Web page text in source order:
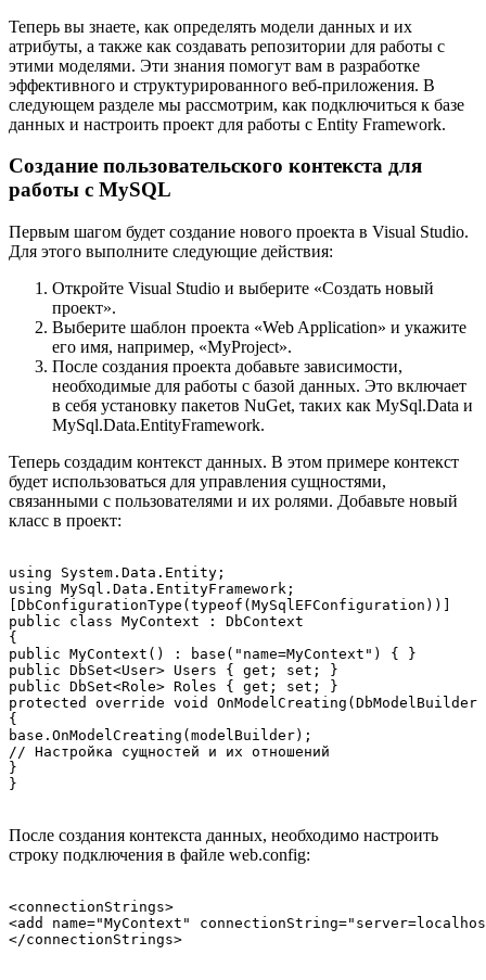
Теперь вы знаете, как определять модели данных и их
атрибуты, а также как создавать репозитории для работы с
этими моделями. Эти знания помогут вам в разработке
эффективного и структурированного веб-приложения. В
следующем разделе мы рассмотрим, как подключиться к базе
данных и настроить проект для работы с Entity Framework.
Создание пользовательского контекста для
работы с MySQL
Первым шагом будет создание нового проекта в Visual Studio.
Для этого выполните следующие действия:
Откройте Visual Studio и выберите «Создать новый
проект».
Выберите шаблон проекта «Web Application» и укажите
его имя, например, «MyProject».
После создания проекта добавьте зависимости,
необходимые для работы с базой данных. Это включает
в себя установку пакетов NuGet, таких как MySql.Data и
MySql.Data.EntityFramework.
Теперь создадим контекст данных. В этом примере контекст
будет использоваться для управления сущностями,
связанными с пользователями и их ролями. Добавьте новый
класс в проект:
using System.Data.Entity;
using MySql.Data.EntityFramework;
[DbConfigurationType(typeof(MySqlEFConfiguration))]
public class MyContext : DbContext
{
public MyContext() : base("name=MyContext") { }
public DbSet<User> Users { get; set; }
public DbSet<Role> Roles { get; set; }
protected override void OnModelCreating(DbModelBuilder
{
base.OnModelCreating(modelBuilder);
// Настройка сущностей и их отношений
}
После создания контекста данных, необходимо настроить
строку подключения в файле web.config:
<connectionStrings>
<add name="MyContext"